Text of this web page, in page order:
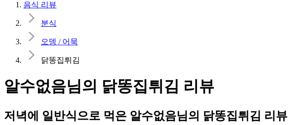
음식 리뷰
분식
오뎅 / 어묵
닭똥집튀김
알수없음님의 닭똥집튀김 리뷰
저녁에 일반식으로 먹은 알수없음님의 닭똥집튀김 리